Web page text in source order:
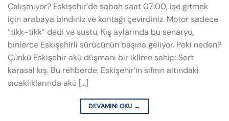
Çalışmıyor? Eskişehir’de sabah saat 07:00, işe gitmek
için arabaya bindiniz ve kontağı çevirdiniz. Motor sadece
“tikk-tikk” dedi ve sustu. Kış aylarında bu senaryo,
binlerce Eskişehirli sürücünün başına geliyor. Peki neden?
Çünkü Eskişehir akü düşmanı bir iklime sahip: Sert
karasal kış. Bu rehberde, Eskişehir’in sıfırın altındaki
sıcaklıklarında akü […]
DEVAMINI OKU →